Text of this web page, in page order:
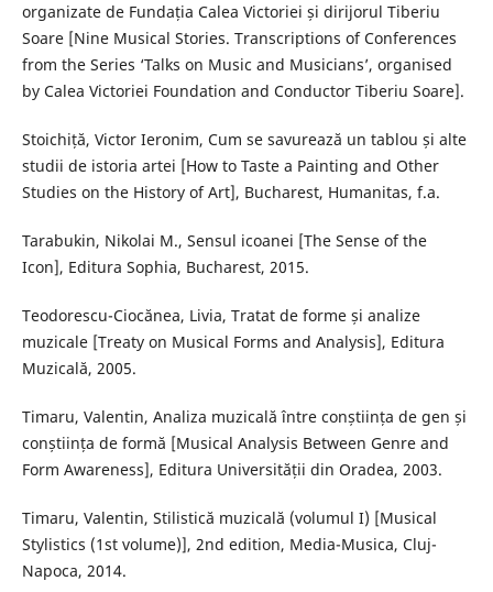
organizate de Fundația Calea Victoriei și dirijorul Tiberiu
Soare [Nine Musical Stories. Transcriptions of Conferences
from the Series ‘Talks on Music and Musicians’, organised
by Calea Victoriei Foundation and Conductor Tiberiu Soare].
Stoichiță, Victor Ieronim, Cum se savurează un tablou și alte
studii de istoria artei [How to Taste a Painting and Other
Studies on the History of Art], Bucharest, Humanitas, f.a.
Tarabukin, Nikolai M., Sensul icoanei [The Sense of the
Icon], Editura Sophia, Bucharest, 2015.
Teodorescu-Ciocănea, Livia, Tratat de forme și analize
muzicale [Treaty on Musical Forms and Analysis], Editura
Muzicală, 2005.
Timaru, Valentin, Analiza muzicală între conștiința de gen și
conștiința de formă [Musical Analysis Between Genre and
Form Awareness], Editura Universității din Oradea, 2003.
Timaru, Valentin, Stilistică muzicală (volumul I) [Musical
Stylistics (1st volume)], 2nd edition, Media-Musica, Cluj-
Napoca, 2014.